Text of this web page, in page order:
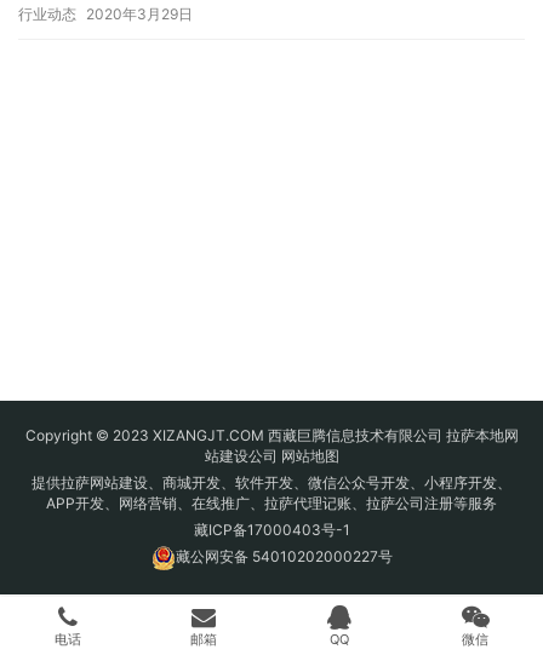
行业动态 2020年3月29日
Copyright © 2023 XIZANGJT.COM 西藏巨腾信息技术有限公司 拉萨本地网
站建设公司 网站地图
提供拉萨网站建设、商城开发、软件开发、微信公众号开发、小程序开发、
APP开发、网络营销、在线推广、拉萨代理记账、拉萨公司注册等服务
藏ICP备17000403号-1
藏公网安备 54010202000227号
电话 邮箱 QQ 微信